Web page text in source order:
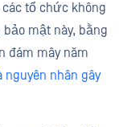
tổ chức không
mật này, bằng
đám mây năm
nguyên nhân gây